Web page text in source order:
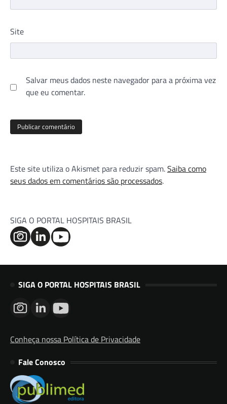
Site
Salvar meus dados neste navegador para a próxima vez
que eu comentar.
Este site utiliza o Akismet para reduzir spam.Saiba como
seus dados em comentários são processados.
SIGA O PORTAL HOSPITAIS BRASIL
SIGA O PORTAL HOSPITAIS BRASIL
Conheça nossa Política de Privacidade
Fale Conosco